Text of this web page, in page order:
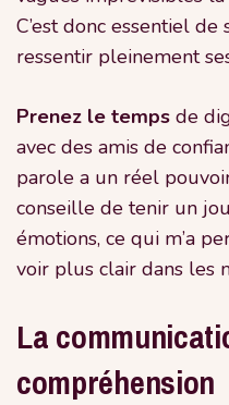
C’est donc essentiel de
ressentir pleinement
Prenez le temps de
avec des amis de
parole a un réel
conseille de tenir un
émotions, ce qui m’a
voir plus clair dans les
La
compréhension